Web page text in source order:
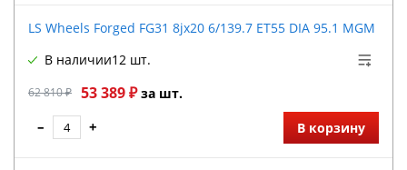
LS Wheels Forged FG31 8jx20 6/139.7 ET55 DIA 95.1 MGM
62 810 ₽ 53 389 ₽за шт.
В наличии12 шт.
– + В корзину